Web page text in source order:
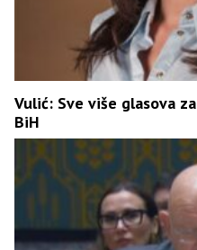
Vulić: Sve više glasova
BiH